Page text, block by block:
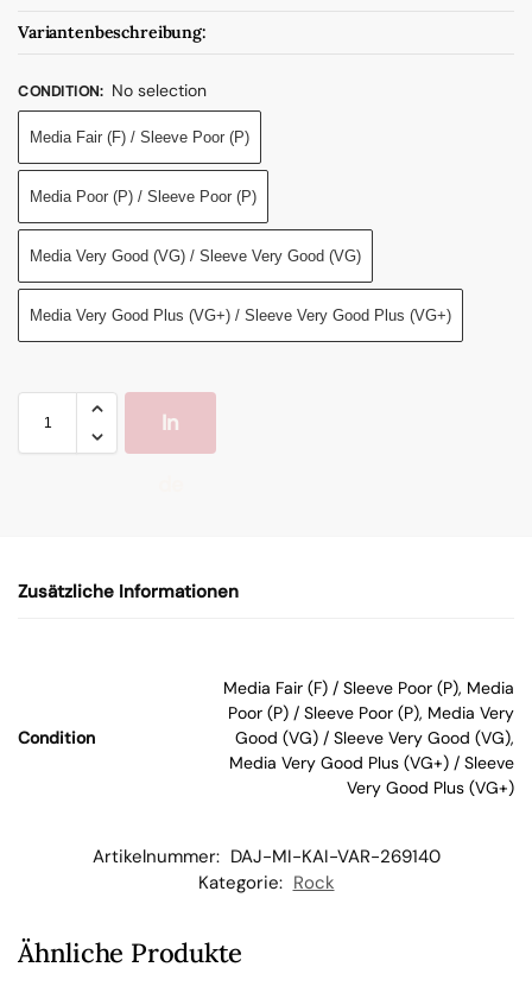
Variantenbeschreibung:
CONDITION: No selection
Media Fair (F) / Sleeve Poor (P)
Media Poor (P) / Sleeve Poor (P)
Media Very Good (VG) / Sleeve Very Good (VG)
Media Very Good Plus (VG+) / Sleeve Very Good Plus (VG+)
In
W
b
Zusätzliche Informationen
Condition
Media Fair (F) / Sleeve Poor (P), Media
Poor (P) / Sleeve Poor (P), Media Very
Good (VG) / Sleeve Very Good (VG),
Media Very Good Plus (VG+) / Sleeve
Very Good Plus (VG+)
Artikelnummer: DAJ-MI-KAI-VAR-269140
Kategorie: Rock
Ähnliche Produkte